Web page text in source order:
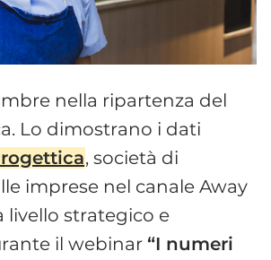
nella ripartenza del
Lo dimostrano i dati
, società di
imprese nel canale Away
livello strategico e
il webinar “I numeri